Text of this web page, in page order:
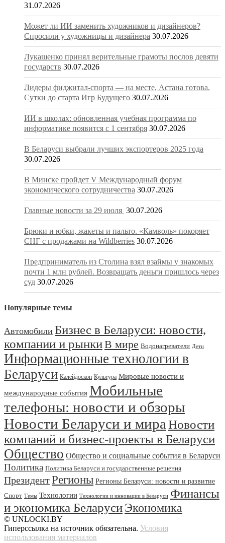
31.07.2026
Может ли ИИ заменить художников и дизайнеров?
Спросили у художницы и дизайнера 30.07.2026
Лукашенко принял верительные грамоты послов девяти
государств 30.07.2026
Лидеры фиджитал-спорта — на месте, Астана готова.
Сутки до старта Игр Будущего 30.07.2026
ИИ в школах: обновленная учебная программа по
информатике появится с 1 сентября 30.07.2026
В Беларуси выбрали лучших экспортеров 2025 года
30.07.2026
В Минске пройдет V Международный форум
экономического сотрудничества 30.07.2026
Главные новости за 29 июля 30.07.2026
Брюки и юбки, жакеты и пальто. «Камволь» покоряет
СНГ с продажами на Wildberries 30.07.2026
Предприниматель из Столина взял взаймы у знакомых
почти 1 млн рублей. Возвращать деньги пришлось через
суд 30.07.2026
Популярные темы
Автомобили Бизнес в Беларуси: новости,
компании и рынкиВ мире Водонагреватели Дети
Информационные технологии в
Беларуси Калейдоскоп Культура Мировые новости и
международные события Мобильные
телефоны: новости и обзоры
Новости Беларуси и мираНовости
компаний и бизнес-проекты в Беларуси
Общество Общество и социальные события в Беларуси
Политика Политика Беларуси и государственные решения
ПрезидентРегионы Регионы Беларуси: новости и развитие
Спорт Темы Технологии Технологии и инновации в Беларуси Финансы
и экономика БеларусиЭкономика
© UNLOCKI.BY
Гиперссылка на источник обязательна. Условия
использования материалов